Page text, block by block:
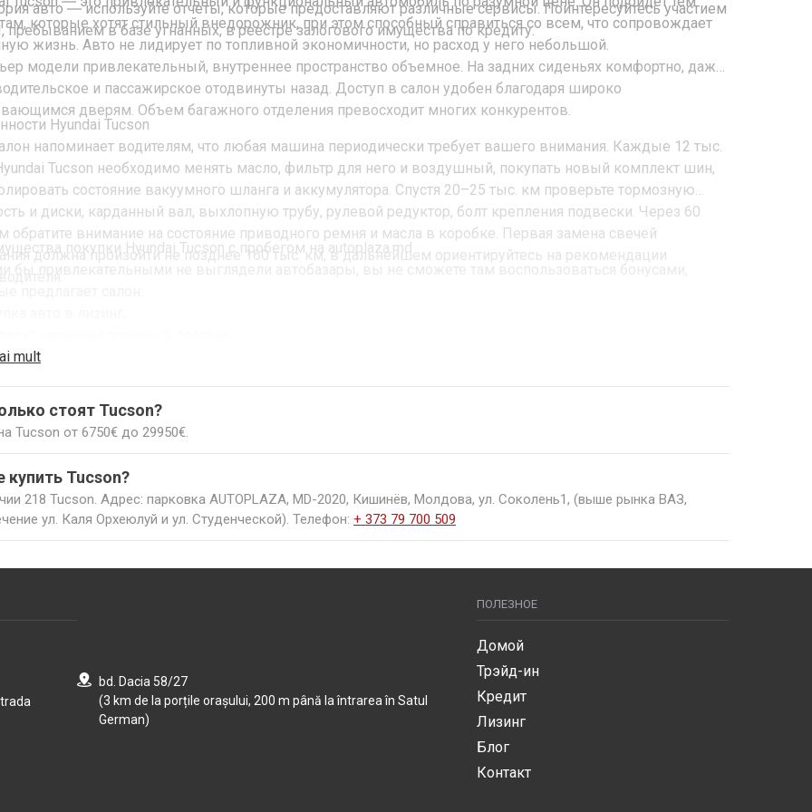
авто ― используйте отчеты, которые предоставляют различные сервисы. Поинтересуйтесь участием
пребыванием в базе угнанных, в реестре залогового имущества по кредиту.
которые хотят стильный внедорожник, при этом способный справиться со всем, что сопровождает
жизнь. Авто не лидирует по топливной экономичности, но расход у него небольшой.
модели привлекательный, внутреннее пространство объемное. На задних сиденьях комфортно, даже
и пассажирское отодвинуты назад. Доступ в салон удобен благодаря широко
дверям. Объем багажного отделения превосходит многих конкурентов.
Hyundai Tucson
напоминает водителям, что любая машина периодически требует вашего внимания. Каждые 12 тыс.
Tucson необходимо менять масло, фильтр для него и воздушный, покупать новый комплект шин,
состояние вакуумного шланга и аккумулятора. Спустя 20–25 тыс. км проверьте тормозную
и диски, карданный вал, выхлопную трубу, рулевой редуктор, болт крепления подвески. Через 60
обратите внимание на состояние приводного ремня и масла в коробке. Первая замена свечей
должна произойти не позднее 160 тыс. км, в дальнейшем ориентируйтесь на рекомендации
покупки Hyundai Tucson с пробегом на autoplaza.md
бы привлекательными не выглядели автобазары, вы не сможете там воспользоваться бонусами,
регистрация;
на коробку и мотор плюс техническое обслуживание на 1 год;
вопросы ― обращайтесь в офис в Кишиневе, контакты указаны на странице. Хотите купить Hyundai
mult
стоят Tucson?
Tucson от 6750€ до 29950€.
купить Tucson?
218 Tucson. Адрес: парковка AUTOPLAZA, MD-2020, Кишинёв, Молдова, ул. Соколень1, (выше рынка ВАЗ,
ул. Каля Орхеюлуй и ул. Студенческой). Телефон: + 373 79 700 509
bd. Dacia 58/27
(3 km de la porțile orașului, 200 m până la întrarea în Satul
German)
ПОЛЕЗНОЕ
Домой
Трэйд-ин
Кредит
Лизинг
Блог
Контакт